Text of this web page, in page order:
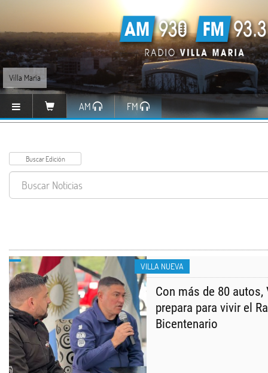
Villa María
AM FM
VILLA NUEVA
Con más de 80
prepara para vivir el
Bicentenario